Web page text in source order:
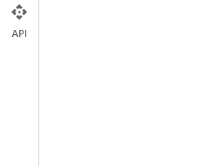
API